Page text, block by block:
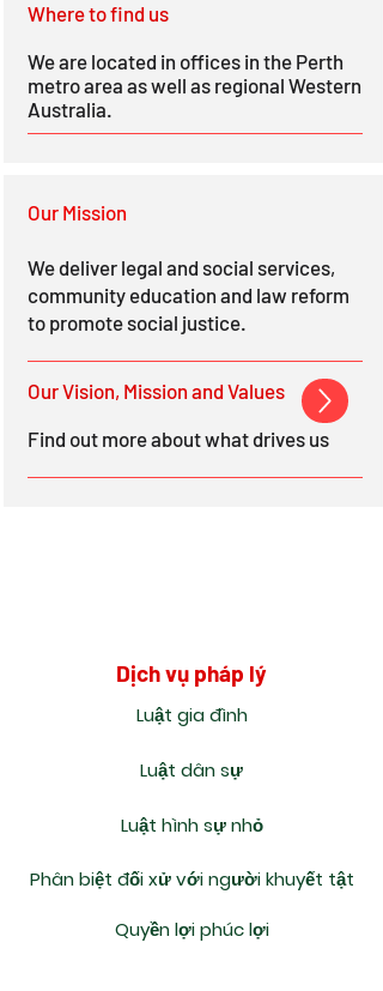
Where to find us
Weare located in offices in the Perth
metro area as well as regional Western
Australia.
Our Mission
We deliver legal and social services,
community education and law reform
to promote social justice.
Our Vision, Mission and Values
Find out more about what drives us
Dịch vụ pháp lý
Luật gia đình
Luật dân sự
Luật hình sự nhỏ
Phân biệt đối xử với người khuyết tật
Quyền lợi phúc lợi